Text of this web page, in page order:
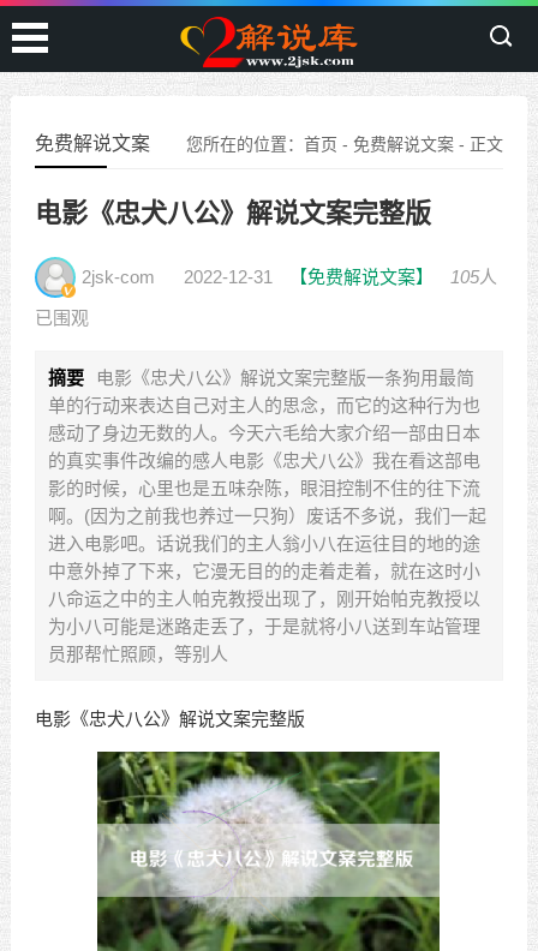
您所在的位置：首页 - 免费解说文案 - 正文
免费解说文案
电影《忠犬八公》解说文案完整版
2jsk-com 2022-12-31 【免费解说文案】 105人
已围观
摘要
电影《忠犬八公》解说文案完整版一条狗用最简
单的行动来表达自己对主人的思念，而它的这种行为也
感动了身边无数的人。今天六毛给大家介绍一部由日本
的真实事件改编的感人电影《忠犬八公》我在看这部电
影的时候，心里也是五味杂陈，眼泪控制不住的往下流
啊。(因为之前我也养过一只狗）废话不多说，我们一起
进入电影吧。话说我们的主人翁小八在运往目的地的途
中意外掉了下来，它漫无目的的走着走着，就在这时小
八命运之中的主人帕克教授出现了，刚开始帕克教授以
为小八可能是迷路走丢了，于是就将小八送到车站管理
员那帮忙照顾，等别人
电影《忠犬八公》解说文案完整版